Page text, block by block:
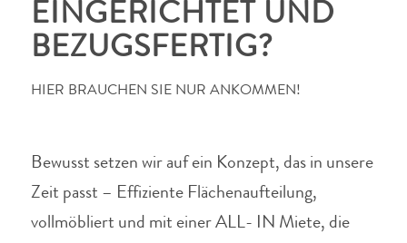
EINGERICHTET UND
BEZUGSFERTIG?
HIER BRAUCHEN SIE NUR ANKOMMEN!
Bewusst setzen wir auf ein Konzept, das in unsere
Zeit passt – Effiziente Flächenaufteilung,
vollmöbliert und mit einer ALL- IN Miete, die